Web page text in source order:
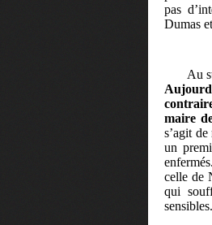
pas
Dumas
Au
maire
s’agit
un
celle de
qui
sensibles.